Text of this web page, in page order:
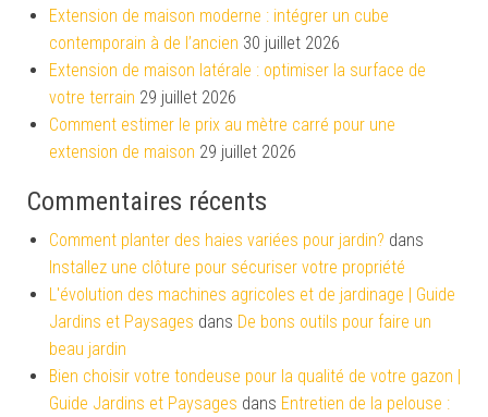
Extension de maison moderne : intégrer un cube
contemporain à de l’ancien 30 juillet 2026
Extension de maison latérale : optimiser la surface de
votre terrain 29 juillet 2026
Comment estimer le prix au mètre carré pour une
extension de maison 29 juillet 2026
Commentaires récents
Comment planter des haies variées pour jardin? dans
Installez une clôture pour sécuriser votre propriété
L'évolution des machines agricoles et de jardinage | Guide
Jardins et Paysages dans De bons outils pour faire un
beau jardin
Bien choisir votre tondeuse pour la qualité de votre gazon |
Guide Jardins et Paysages dans Entretien de la pelouse :